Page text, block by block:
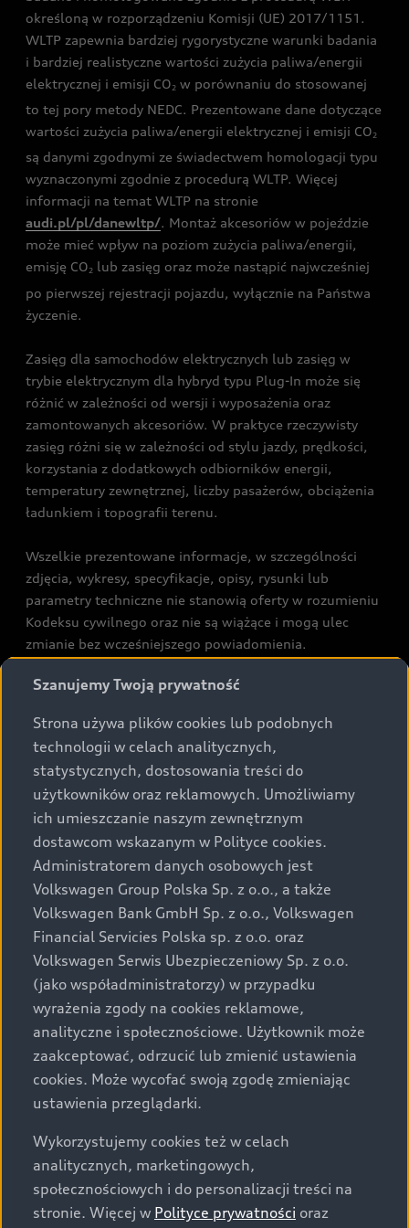
określoną w rozporządzeniu Komisji (UE) 2017/1151.
WLTP zapewnia bardziej rygorystyczne warunki badania
i bardziej realistyczne wartości zużycia paliwa/energii
elektrycznej i emisji CO2 w porównaniu do stosowanej
to tej pory metody NEDC. Prezentowane dane dotyczące
wartości zużycia paliwa/energii elektrycznej i emisji CO2
są danymi zgodnymi ze świadectwem homologacji typu
wyznaczonymi zgodnie z procedurą WLTP. Więcej
informacji na temat WLTP na stronie
audi.pl/pl/danewltp/. Montaż akcesoriów w pojeździe
może mieć wpływ na poziom zużycia paliwa/energii,
emisję CO2 lub zasięg oraz może nastąpić najwcześniej
po pierwszej rejestracji pojazdu, wyłącznie na Państwa
życzenie.
Zasięg dla samochodów elektrycznych lub zasięg w
trybie elektrycznym dla hybryd typu Plug-In może się
różnić w zależności od wersji i wyposażenia oraz
zamontowanych akcesoriów. W praktyce rzeczywisty
zasięg różni się w zależności od stylu jazdy, prędkości,
korzystania z dodatkowych odbiorników energii,
temperatury zewnętrznej, liczby pasażerów, obciążenia
ładunkiem i topografii terenu.
Wszelkie prezentowane informacje, w szczególności
zdjęcia, wykresy, specyfikacje, opisy, rysunki lub
parametry techniczne nie stanowią oferty w rozumieniu
Kodeksu cywilnego oraz nie są wiążące i mogą ulec
zmianie bez wcześniejszego powiadomienia.
rozumieniu art. 5561§2 Kodeksu cywilnego oraz art.
Podane kwoty są rekomendowane i obejmują podatek
VAT (23%), chyba że inaczej zaznaczono.
Audi zastrzega sobie możliwość wprowadzenia zmian w
prezentowanych wersjach. Przedstawione detale
wyposażenia mogą różnić się od specyfikacji
przewidzianej na rynek polski. Zamieszczone zdjęcia
mogą przedstawiać wyposażenie opcjonalne, dostępne
za dopłatą. Wiążące ustalenie ceny, wyposażenia i
specyfikacji pojazdu następują w umowie sprzedaży, a
określenie parametrów technicznych zawiera
świadectwo homologacji typu pojazdu. Zastrzegamy
sobie prawo do zmian i pomyłek. Wszelkie informacje
prezentowane na stronie są aktualne na dzień ich
zamieszczania. W celu uzyskania najnowszych
informacji prosimy kontaktować się z Partnerem Marki
Audi.
Wszystkie produkowane obecnie samochody marki Audi
są wykonywane z materiałów spełniających pod
względem możliwości odzysku i recyklingu wymagania
określone w normie ISO 22628 i są zgodne z
Szanujemy Twoją prywatność
Strona używa plików cookies lub podobnych
technologii w celach analitycznych,
statystycznych, dostosowania treści do
użytkowników oraz reklamowych. Umożliwiamy
ich umieszczanie naszym zewnętrznym
dostawcom wskazanym w Polityce cookies.
Administratorem danych osobowych jest
Volkswagen Group Polska Sp. z o.o., a także
Volkswagen Bank GmbH Sp. z o.o., Volkswagen
Financial Servicies Polska sp. z o.o. oraz
Volkswagen Serwis Ubezpieczeniowy Sp. z o.o.
(jako współadministratorzy) w przypadku
wyrażenia zgody na cookies reklamowe,
analityczne i społecznościowe. Użytkownik może
zaakceptować, odrzucić lub zmienić ustawienia
cookies. Może wycofać swoją zgodę zmieniając
ustawienia przeglądarki.
Wykorzystujemy cookies też w celach
analitycznych, marketingowych,
społecznościowych i do personalizacji treści na
stronie. Więcej w Polityce prywatności oraz